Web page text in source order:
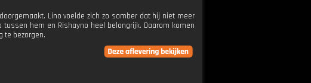
Lino voelde zich zo somber dat hij niet meer
hem en Rishayno heel belangrijk. Daarom komen
te bezorgen.